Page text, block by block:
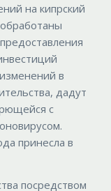
на кипрский
в
дадут
с
принесла в
посредством